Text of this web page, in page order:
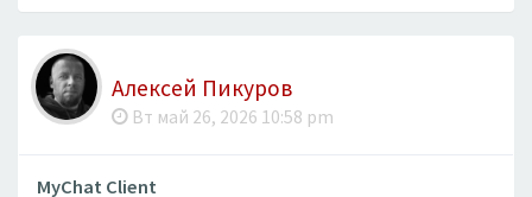
Алексей Пикуров
Вт май 26, 2026 10:58 pm
MyChat Client